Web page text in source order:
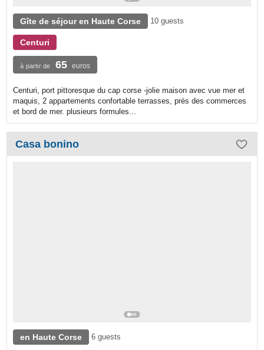
Gîte de séjour en Haute Corse 10 guests
Centuri
à partir de 65 euros
Centuri, port pittoresque du cap corse -jolie maison avec vue mer et
maquis, 2 appartements confortable terrasses, près des commerces
et bord de mer. plusieurs formules...
Casa bonino
en Haute Corse 6 guests